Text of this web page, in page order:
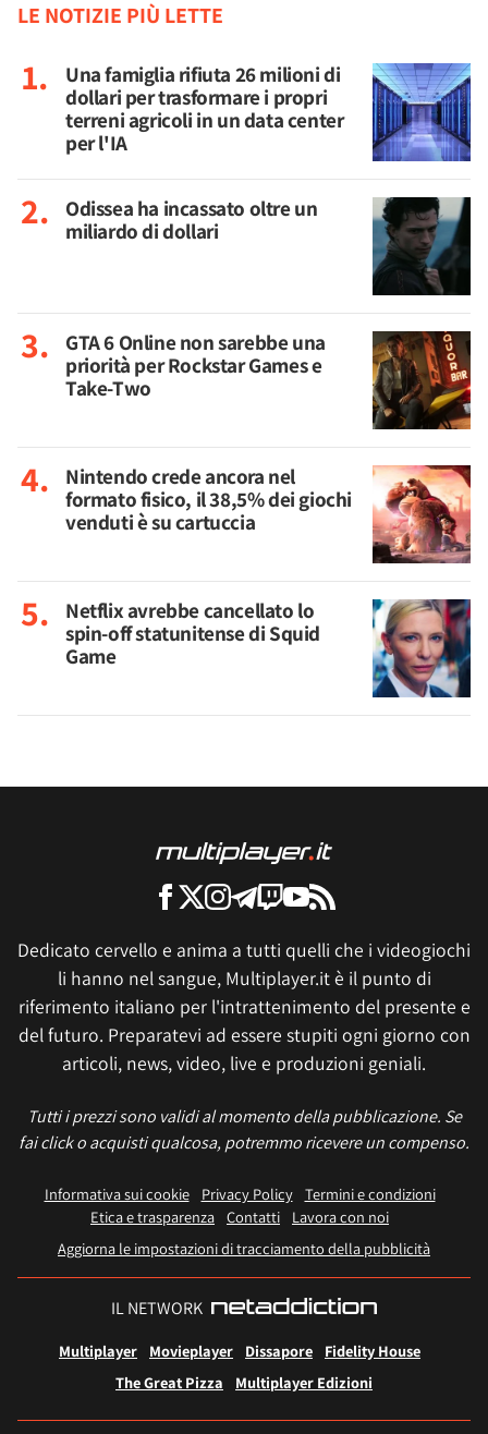
LE NOTIZIE PIÙ LETTE
Una famiglia rifiuta 26 milioni di
dollari per trasformare i propri
terreni agricoli in un data center
per l'IA
Odissea ha incassato oltre un
miliardo di dollari
GTA 6 Online non sarebbe una
priorità per Rockstar Games e
Take-Two
Nintendo crede ancora nel
formato fisico, il 38,5% dei giochi
venduti è su cartuccia
Netflix avrebbe cancellato lo
spin-off statunitense di Squid
Game
Dedicato cervello e anima a tutti quelli che i videogiochi
li hanno nel sangue, Multiplayer.it è il punto di
riferimento italiano per l'intrattenimento del presente e
del futuro. Preparatevi ad essere stupiti ogni giorno con
articoli, news, video, live e produzioni geniali.
Tutti i prezzi sono validi al momento della pubblicazione. Se
fai click o acquisti qualcosa, potremmo ricevere un compenso.
Informativa sui cookie Privacy Policy
Termini e condizioni
Etica e trasparenza Contatti
Lavora con noi
Aggiorna le impostazioni di tracciamento della pubblicità
IL NETWORK
Multiplayer Movieplayer Dissapore
Fidelity House
The Great Pizza
Multiplayer Edizioni